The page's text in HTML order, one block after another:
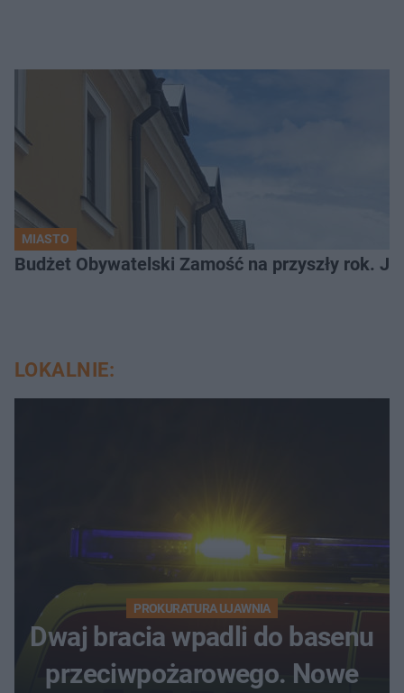
MIASTO
LOKALNIE:
PROKURATURA UJAWNIA
Dwaj bracia wpadli do basenu
przeciwpożarowego. Nowe